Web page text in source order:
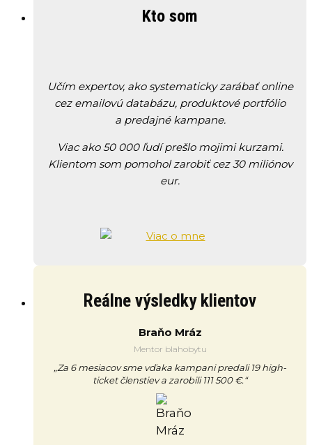
Kto som
Učím expertov, ako systematicky zarábať online
cez emailovú databázu, produktové portfólio
a predajné kampane.
Viac ako 50 000 ľudí prešlo mojimi kurzami.
Klientom som pomohol zarobiť cez 30 miliónov
eur.
Reálne výsledky klientov
Braňo Mráz
Mentor blahobytu
„Za 6 mesiacov sme vďaka kampani predali 19 high-
ticket členstiev a zarobili 111 500 €.“